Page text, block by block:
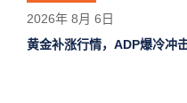
2026年 8月 6日
黄金补涨行情，ADP爆冷冲